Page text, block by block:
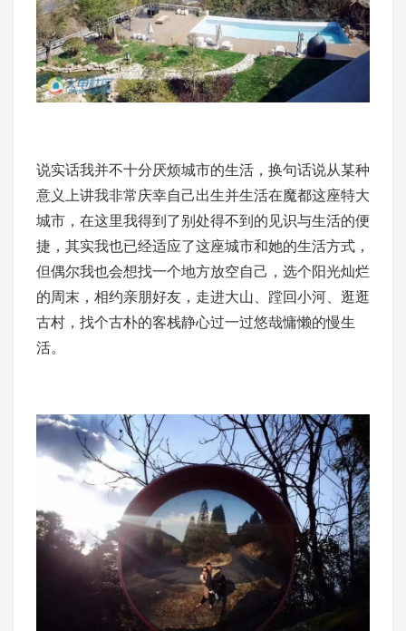
说实话我并不十分厌烦城市的生活，换句话说从某种
意义上讲我非常庆幸自己出生并生活在魔都这座特大
城市，在这里我得到了别处得不到的见识与生活的便
捷，其实我也已经适应了这座城市和她的生活方式，
但偶尔我也会想找一个地方放空自己，选个阳光灿烂
的周末，相约亲朋好友，走进大山、蹚回小河、逛逛
古村，找个古朴的客栈静心过一过悠哉慵懒的慢生
活。